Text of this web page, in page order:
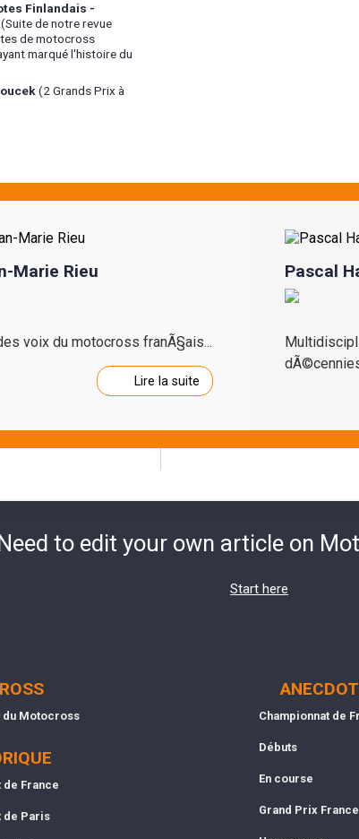
Finlandais -
(Suite de notre revue
de motocross
marqué l'histoire du
(2 Grands Prix à
Marie Rieu
voix du motocross franÃ§ais...
Lire la suite
Pascal
to edit your own article on
Start here
du Motocross
de France
de Paris
Championnat de
Débuts
En course
Grand Prix France